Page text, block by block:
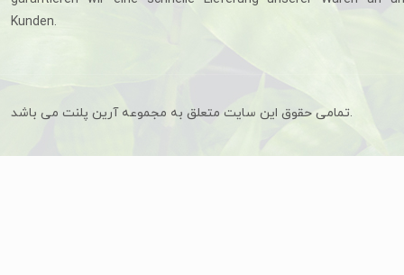
Kunden.
تمامی حقوق این سایت متعلق به مجموعه آرین پلنت می باشد.